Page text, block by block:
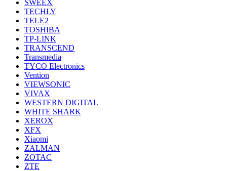
SWEEX
TECHLY
TELE2
TOSHIBA
TP-LINK
TRANSCEND
Transmedia
TYCO Electronics
Vention
VIEWSONIC
VIVAX
WESTERN DIGITAL
WHITE SHARK
XEROX
XFX
Xiaomi
ZALMAN
ZOTAC
ZTE